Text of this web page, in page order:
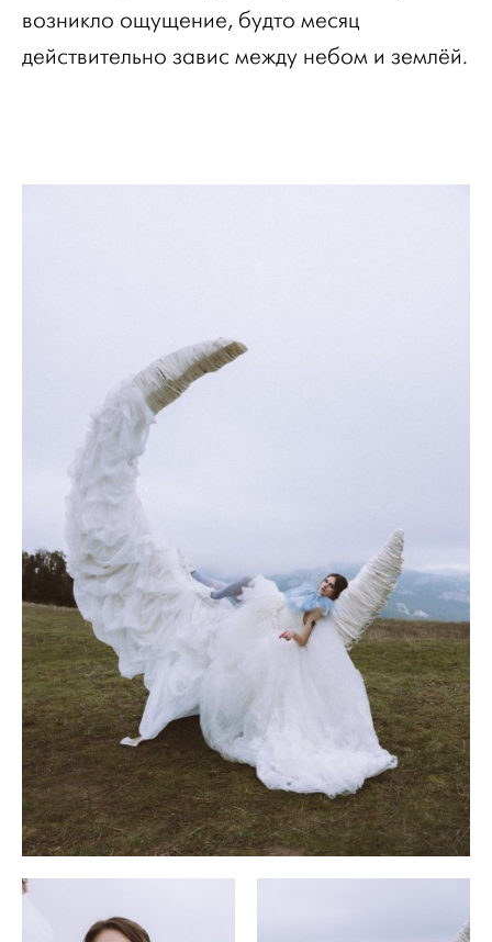
возникло ощущение, будто месяц
действительно завис между небом и землёй.